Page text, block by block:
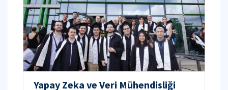
Yapay Zeka ve Veri Mühendisliği